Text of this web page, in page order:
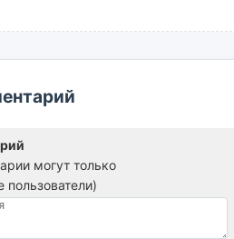
могут только
пользователи)